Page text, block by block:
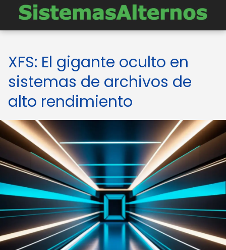
XFS: El gigante oculto en
sistemas de archivos de
alto rendimiento